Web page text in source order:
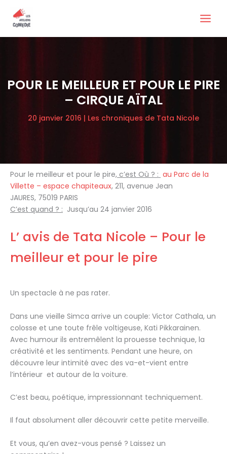
contenu
POUR LE MEILLEUR ET POUR LE PIRE
– CIRQUE AÏTAL
20 janvier 2016 | Les chroniques de Tata Nicole
Pour le meilleur et pour le pire, c’est Où ? : au Parc de la
Villette – espace chapiteaux, 211, avenue Jean
JAURES, 75019 PARIS
C’est quand ? : Jusqu’au 24 janvier 2016
L’ avis de Tata Nicole – Pour le
meilleur et pour le pire
Un spectacle à ne pas rater.
Dans une vieille Simca arrive un couple: Victor Cathala, un
colosse et une toute frêle voltigeuse, Kati Pikkarainen.
Avec humour ils entremêlent la prouesse technique, la
créativité et les sentiments. Pendant une heure, on
découvre leur intimité avec des va-et-vient entre
l’intérieur et autour de la voiture.
C’est beau, poétique, impressionnant techniquement.
Il faut absolument aller découvrir cette petite merveille.
Et vous, qu’en avez-vous pensé ? Laissez un